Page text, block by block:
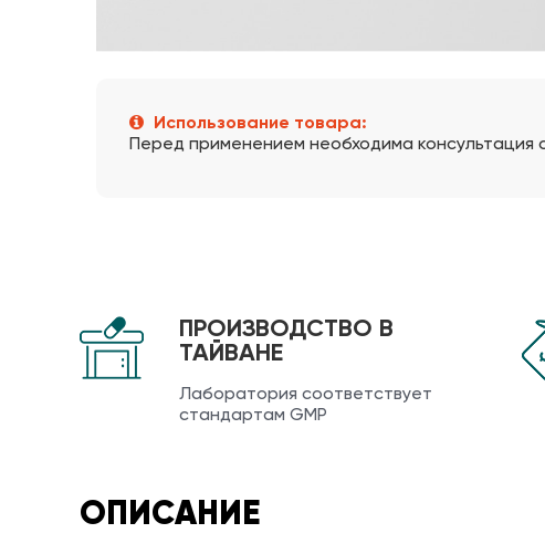
Использование товара:
Перед применением необходима консультация
ПРОИЗВОДСТВО В
ТАЙВАНЕ
Лаборатория соответствует
стандартам GMP
ОПИСАНИЕ